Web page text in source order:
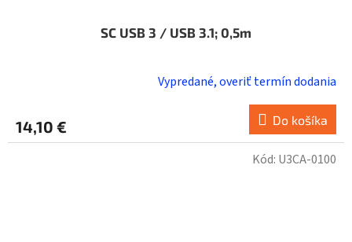
SC USB 3 / USB 3.1; 0,5m
Vypredané, overiť termín dodania
14,10 € Do košíka
Kód: U3CA-0100